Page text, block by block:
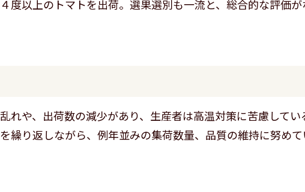
度以上のトマトを出荷。選果選別も一流と、総合的な評価
れや、出荷数の減少があり、生産者は高温対策に苦慮してい
繰り返しながら、例年並みの集荷数量、品質の維持に努め